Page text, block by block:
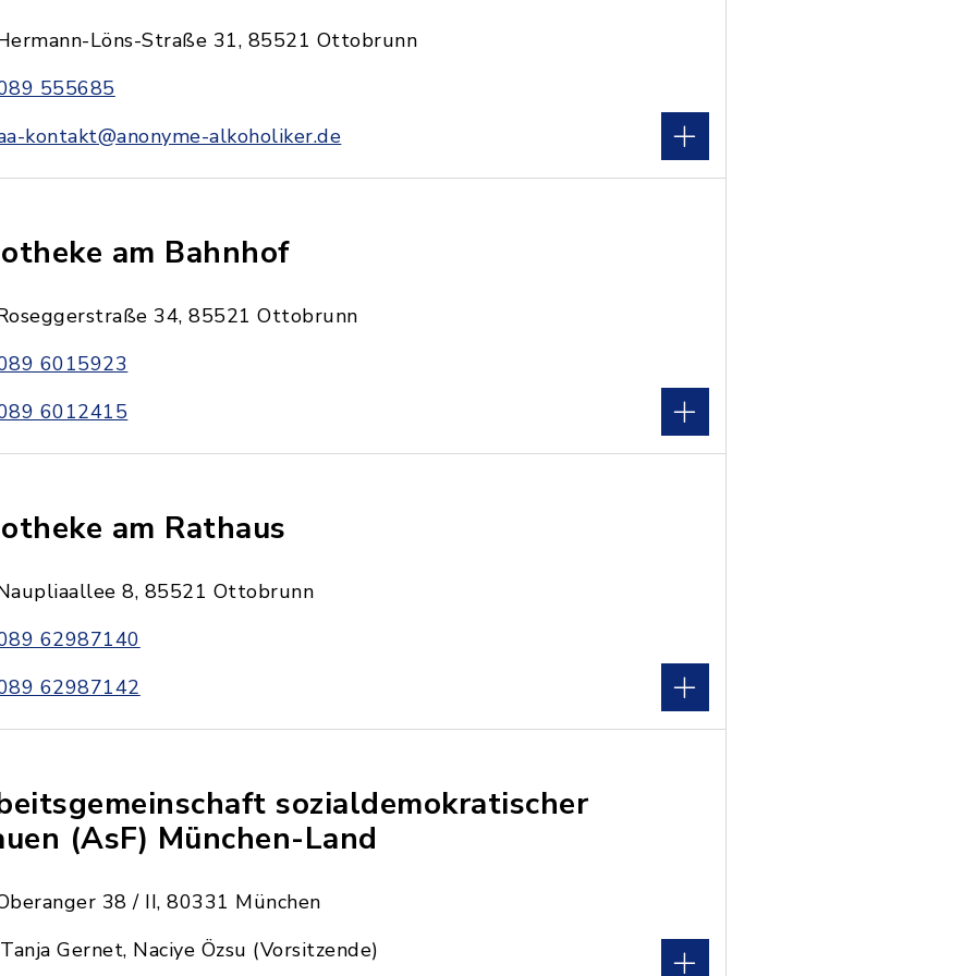
Löns-Straße 31, 85521 Ottobrunn
555685
kontakt@anonyme-alkoholiker.de
am Bahnhof
34, 85521 Ottobrunn
6015923
6012415
am Rathaus
8, 85521 Ottobrunn
62987140
62987142
sozialdemokratischer
(AsF) München-Land
38 / II, 80331 München
Gernet, Naciye Özsu (Vorsitzende)